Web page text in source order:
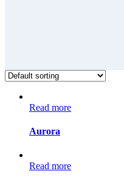
Read more
Aurora
Read more